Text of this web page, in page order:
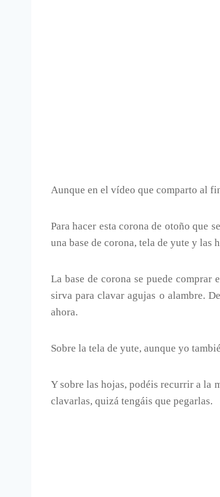
Aunque en el vídeo que comparto al
Para hacer esta corona de otoño que
una base de corona, tela de yute y las
La base de corona se puede comprar
sirva para clavar agujas o alambre.
ahora.
Sobre la tela de yute, aunque yo
Y sobre las hojas, podéis recurrir a la
clavarlas, quizá tengáis que pegarlas.